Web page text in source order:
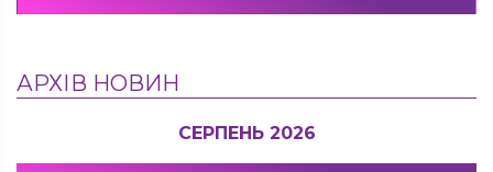
АРХІВ НОВИН
СЕРПЕНЬ 2026